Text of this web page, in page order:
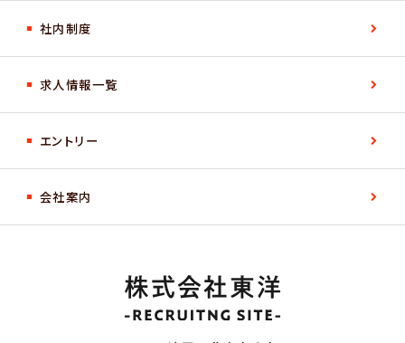
社内制度
求人情報一覧
エントリー
会社案内